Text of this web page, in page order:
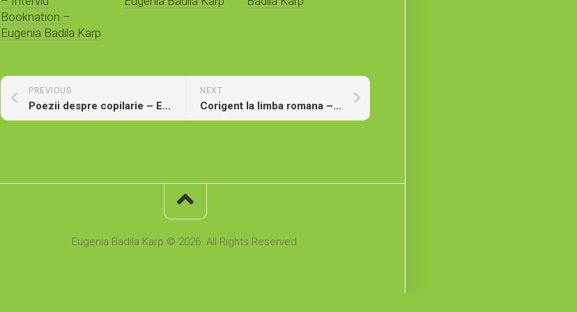
diferite perioade de timp, atrași de destin.
împletește viața.
Și, de fiecare dată, la fiecare întrupare, iubirea lor este mai
iubirii absolute și despre tragismul sufletelor predestinate
Booknation –
Eugenia Badila Karp
NEXT
Corigent la limba romana – Ion Minulescu
PREVIOUS
Poezii despre copilarie – Eugenia Badila Karp
Eugenia Badila Karp © 2026. All Rights Reserved.